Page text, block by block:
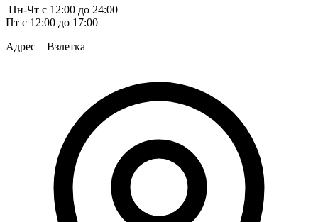
Пн-Чт с 12:00 до 24:00
Пт с 12:00 до 17:00
Адрес – Взлетка